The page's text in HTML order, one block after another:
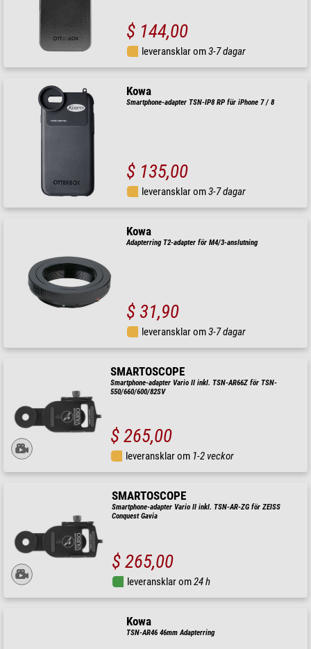
$ 144,00
leveransklar om3-7 dagar
Kowa
Smartphone-adapter TSN-IP8 RP für iPhone 7 / 8
$ 135,00
leveransklar om3-7 dagar
Kowa
Adapterring T2-adapter för M4/3-anslutning
$ 31,90
leveransklar om3-7 dagar
SMARTOSCOPE
Smartphone-adapter Vario II inkl. TSN-AR66Z för TSN-
550/660/600/82SV
$ 265,00
leveransklar om 1-2 veckor
SMARTOSCOPE
Smartphone-adapter Vario II inkl. TSN-AR-ZG för ZEISS
Conquest Gavia
$ 265,00
leveransklar om24 h
Kowa
TSN-AR46 46mm Adapterring